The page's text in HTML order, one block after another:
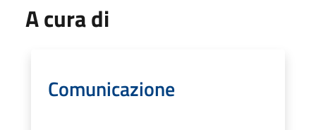
A cura di
Comunicazione